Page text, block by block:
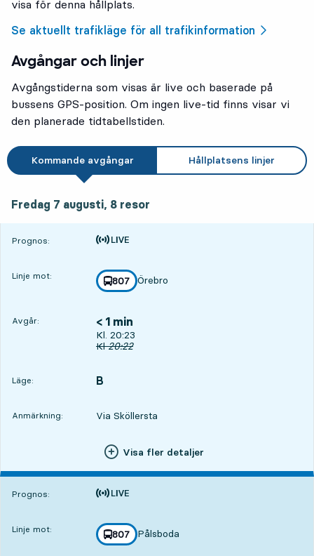
visa för denna hållplats.
Se aktuellt trafikläge för all trafikinformation
Avgångar och linjer
Avgångstiderna som visas är live och baserade på
bussens GPS-position. Om ingen live-tid finns visar vi
den planerade tidtabellstiden.
Kommande avgångar Hållplatsens linjer
Fredag 7 augusti, 8 resor
Prognos:
Tiden är prognos
Linje mot: linje
807
mot
Örebro
,
Avgår: < 1 min
Avgår, Kl. 20:23, om mindre än en minut
Kl. 20:23
Ursprunglig avgångstid
Kl20:22
Läge:
LÄGE, B
,
Anmärkning: Via Sköllersta
Visa fler detaljer
Prognos:
Tiden är prognos
Linje mot: linje
807
mot
Pålsboda
,